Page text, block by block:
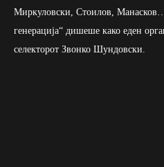
Миркуловски, Стоилов, Манасков…
генерација“ дишеше како еден
селекторот Звонко Шундовски.